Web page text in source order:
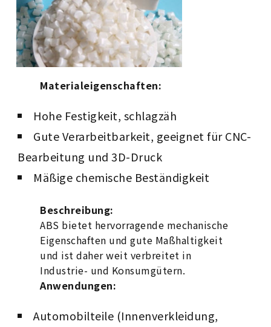
Materialeigenschaften:
Hohe Festigkeit, schlagzäh
Gute Verarbeitbarkeit, geeignet für CNC-
Bearbeitung und 3D-Druck
Mäßige chemische Beständigkeit
Beschreibung:
ABS bietet hervorragende mechanische
Eigenschaften und gute Maßhaltigkeit
und ist daher weit verbreitet in
Industrie- und Konsumgütern.
Anwendungen:
Automobilteile (Innenverkleidung,